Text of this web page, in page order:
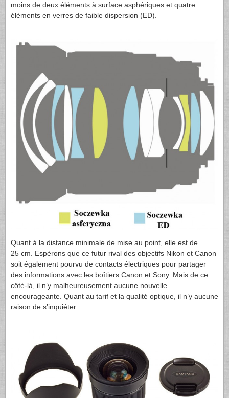
moins de deux éléments à surface asphériques et quatre
éléments en verres de faible dispersion (ED).
Quant à la distance minimale de mise au point, elle est de
25 cm. Espérons que ce futur rival des objectifs Nikon et Canon
soit également pourvu de contacts électriques pour partager
des informations avec les boîtiers Canon et Sony. Mais de ce
côté-là, il n’y malheureusement aucune nouvelle
encourageante. Quant au tarif et la qualité optique, il n’y aucune
raison de s’inquiéter.